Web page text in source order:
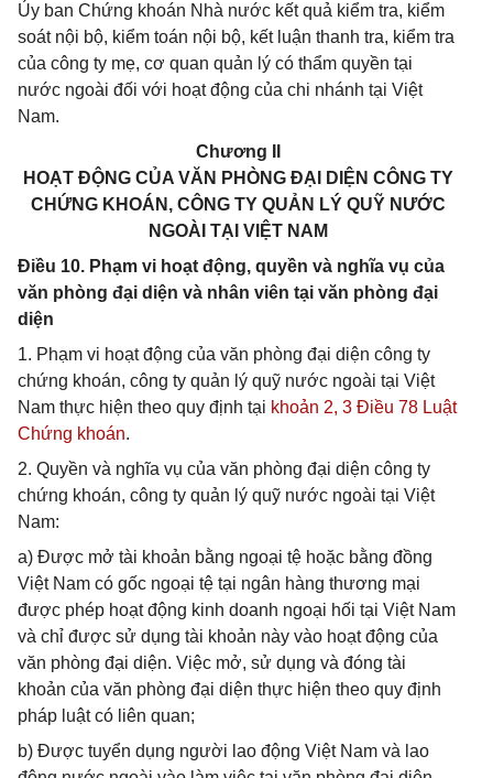
Ủy ban Chứng khoán Nhà nước kết quả kiểm tra, kiểm
soát nội bộ, kiểm toán nội bộ, kết luận thanh tra, kiểm tra
của công ty mẹ, cơ quan quản lý có thẩm quyền tại
nước ngoài đối với hoạt động của chi nhánh tại Việt
Nam.
Chương II
HOẠT ĐỘNG CỦA VĂN PHÒNG ĐẠI DIỆN CÔNG TY
CHỨNG KHOÁN, CÔNG TY QUẢN LÝ QUỸ NƯỚC
NGOÀI TẠI VIỆT NAM
Điều 10. Phạm vi hoạt động, quyền và nghĩa vụ của
văn phòng đại diện và nhân viên tại văn phòng đại
diện
1. Phạm vi hoạt động của văn phòng đại diện công ty
chứng khoán, công ty quản lý quỹ nước ngoài tại Việt
Nam thực hiện theo quy định tại khoản 2, 3 Điều 78 Luật
Chứng khoán.
2. Quyền và nghĩa vụ của văn phòng đại diện công ty
chứng khoán, công ty quản lý quỹ nước ngoài tại Việt
Nam:
a) Được mở tài khoản bằng ngoại tệ hoặc bằng đồng
Việt Nam có gốc ngoại tệ tại ngân hàng thương mại
được phép hoạt động kinh doanh ngoại hối tại Việt Nam
và chỉ được sử dụng tài khoản này vào hoạt động của
văn phòng đại diện. Việc mở, sử dụng và đóng tài
khoản của văn phòng đại diện thực hiện theo quy định
pháp luật có liên quan;
b) Được tuyển dụng người lao động Việt Nam và lao